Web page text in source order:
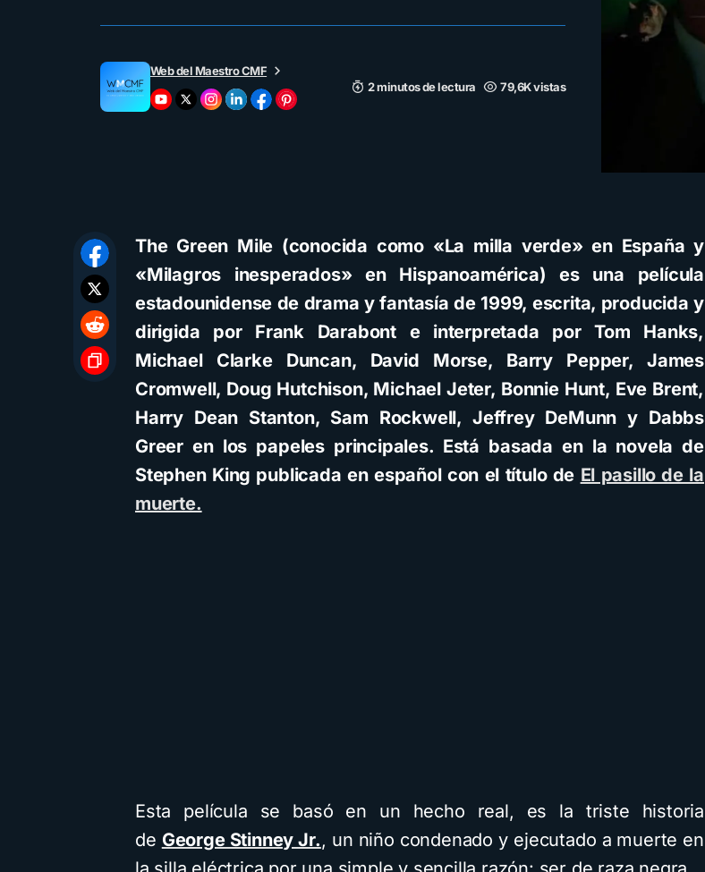
Web del Maestro CMF
2 minutos de lectura
79,6K vistas
The Green Mile (conocida como «La milla verde» en España y
«Milagros inesperados» en Hispanoamérica) es una película
estadounidense de drama y fantasía de 1999, escrita, producida y
dirigida por Frank Darabont e interpretada por Tom Hanks,
Michael Clarke Duncan, David Morse, Barry Pepper, James
Cromwell, Doug Hutchison, Michael Jeter, Bonnie Hunt, Eve Brent,
Harry Dean Stanton, Sam Rockwell, Jeffrey DeMunn y Dabbs
Greer en los papeles principales. Está basada en la novela de
Stephen King publicada en español con el título de El pasillo de la
muerte.
Esta película se basó en un hecho real, es la triste historia
de George Stinney Jr., un niño condenado y ejecutado a muerte en
Cuentos Descarga Recursos